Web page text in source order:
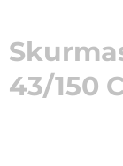
43/150